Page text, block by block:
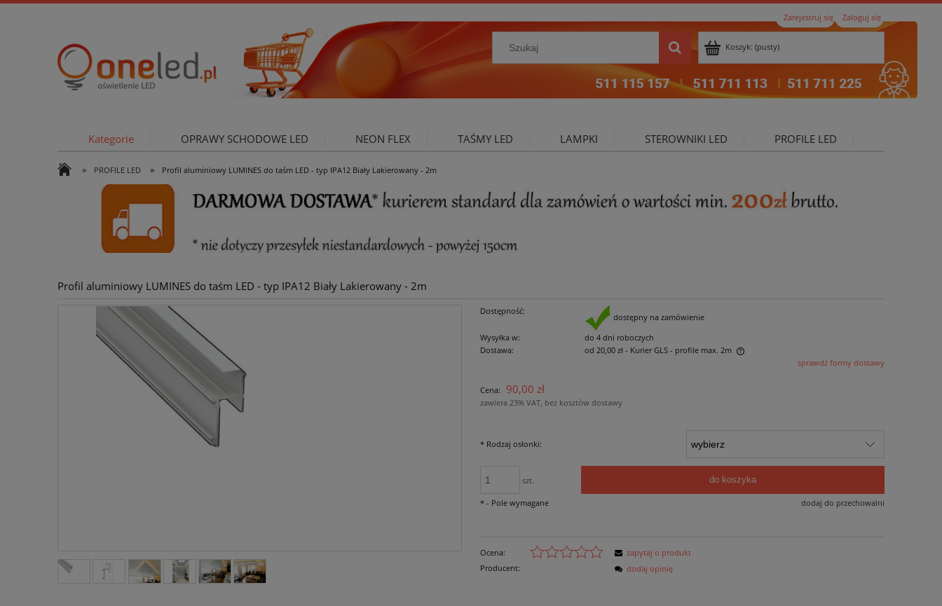
Zarejestruj się Zaloguj się
Koszyk: (pusty)
Kategorie OPRAWY SCHODOWE LED NEON FLEX TAŚMY LED LAMPKI STEROWNIKI LED PROFILE LED
OŚWIETLENIE ZEWNĘTRZNE
» PROFILE LED » Profil aluminiowy LUMINES do taśm LED - typ IPA12 Biały Lakierowany - 2m
Profil aluminiowy LUMINES do taśm LED - typ IPA12 Biały Lakierowany - 2m
Dostępność:
dostępny na zamówienie
Wysyłka w:
do 4 dni roboczych
Dostawa:
od 20,00 zł - Kurier GLS - profile max. 2m
sprawdź formy dostawy
Cena: 90,00 zł
zawiera 23% VAT, bez kosztów dostawy
*Rodzaj osłonki:
szt. do koszyka
dodaj do przechowalni
*- Pole wymagane
Ocena:
Producent:
zapytaj o produkt
dodaj opinię